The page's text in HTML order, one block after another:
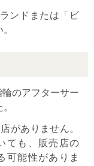
ンドまたは「ビ
のアフターサー
がありません。
ても、販売店の
可能性がありま